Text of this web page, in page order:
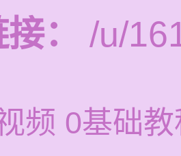
：
/u/
频 0基础